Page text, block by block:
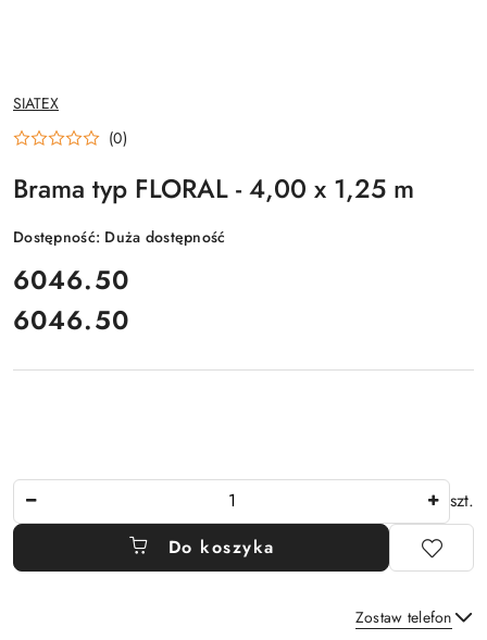
NAZWA
PRODUCENTA:
SIATEX
(0)
Brama typ FLORAL - 4,00 x 1,25 m
Dostępność: Duża dostępność
cena:
6046.50
Cena:
6046.50
szt.
Do koszyka
Zostaw telefon